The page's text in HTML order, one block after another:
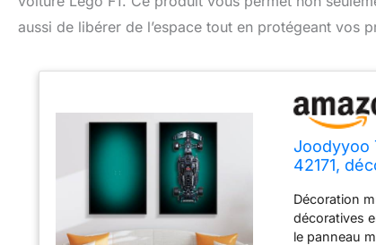
aussi de libérer de l’espace tout en protégeant vos
Joodyyoo
42171,
Décoration
décoratives
le panneau